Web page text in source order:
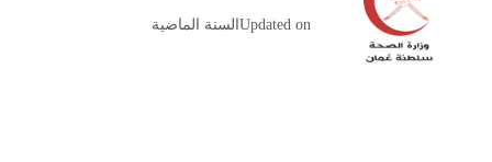
Updated on السنة الماضية